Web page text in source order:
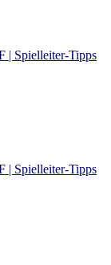
| Spielleiter-Tipps
| Spielleiter-Tipps